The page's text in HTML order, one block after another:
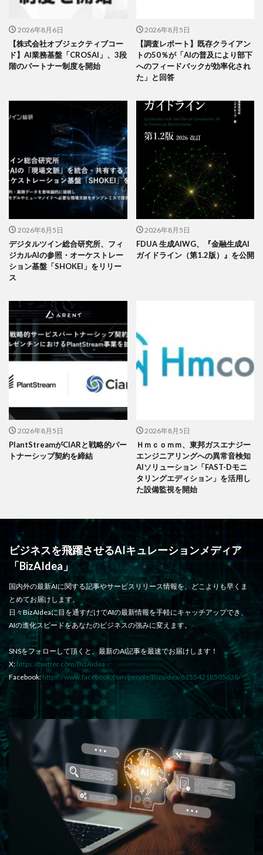
2026年8月6日
【株式会社オブジェクティブコー
ド】AI業務基盤「CROSAI」、3段
階のパートナー制度を開始
2026年8月5日
【調査レポート】既存クライアン
トの50％が「AIの普及により部下
へのフィードバックが効率化され
た」と回答
2026年8月5日
デジタルツイン総合研究所、フィ
ジカルAIの参照・オーケストレー
ション基盤「SHOKEI」をリリー
ス
2026年8月5日
FDUA 生成AIWG、『金融生成AI
ガイドライン（第1.2版）』を公開
2026年8月5日
PlantStreamがCIARと戦略的パー
トナーシップ契約を締結
2026年8月5日
Ｈｍｃｏｍｍ、東邦ガスエナジー
エンジニアリングへの異常音検知
AIソリューション「FAST-Dモニ
タリングエディション」を活用し
た設備監視を開始
ビジネスを飛躍させるAIキュレーションメディア
「BizAIdea」
国内外の最新AIに関する記事やサービスリリース情報を、どこよりも早くま
とめてお届けします。
日々BizAIdeaに目を通すだけでAIの最新情報を手軽にキャッチアップでき、
AIの進化スピードをあなたのビジネスの強みに変えます。
SNSをフォローして頂くと、最新のAI記事を最速でお届けします！
X: https://twitter.com/BizAIdea
Facebook: https://www.facebook.com/people/Bizaidea/61554218505638/